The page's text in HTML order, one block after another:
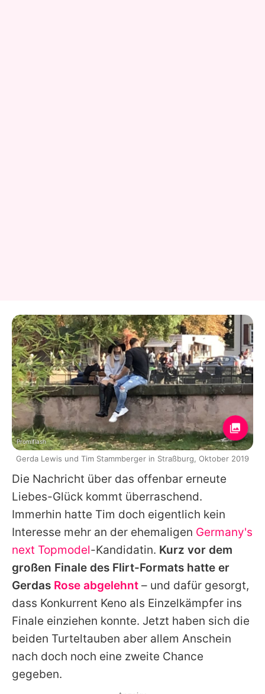
Die Nachricht über das offenbar erneute
Liebes-Glück kommt überraschend.
Immerhin hatte Tim doch eigentlich kein
Interesse mehr an der ehemaligen Germany's
next Topmodel-Kandidatin. Kurz vor dem
großen Finale des Flirt-Formats hatte er
Gerdas Rose abgelehnt – und dafür gesorgt,
dass Konkurrent Keno als Einzelkämpfer ins
Finale einziehen konnte. Jetzt haben sich die
beiden Turteltauben aber allem Anschein
nach doch noch eine zweite Chance
gegeben.
Promiflash
Gerda Lewis und Tim Stammberger in Straßburg, Oktober 2019